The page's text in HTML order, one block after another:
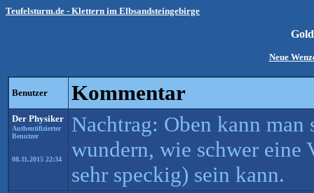
Teufelsturm.de - Klettern im Elbsandsteingebirge
Neue
Benutzer Kommentar
Der Physiker
Authentifizierter
Benutzer
08.11.2015 22:34
Nachtrag: Oben kann
wundern, wie schwer eine
sehr speckig) sein kann.